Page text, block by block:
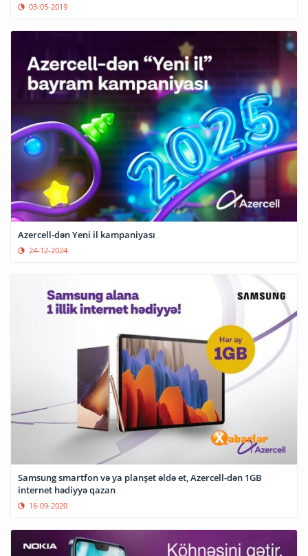
03-05-2019
Azercell-dən Yeni il kampaniyası
24-12-2024
Samsung smartfon və ya planşet əldə et, Azercell-dən 1GB
internet hədiyyə qazan
16-09-2020